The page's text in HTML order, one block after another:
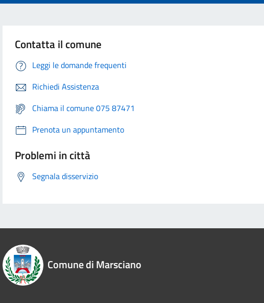
Contatta il comune
Leggi le domande frequenti
Richiedi Assistenza
Chiama il comune 075 87471
Prenota un appuntamento
Problemi in città
Segnala disservizio
Comune di Marsciano